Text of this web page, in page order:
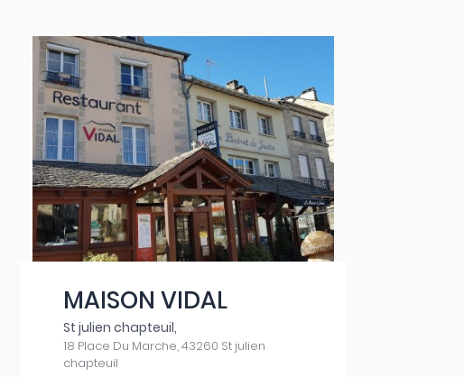
MAISON VIDAL
St julien chapteuil,
18 Place Du Marche, 43260 St julien
chapteuil